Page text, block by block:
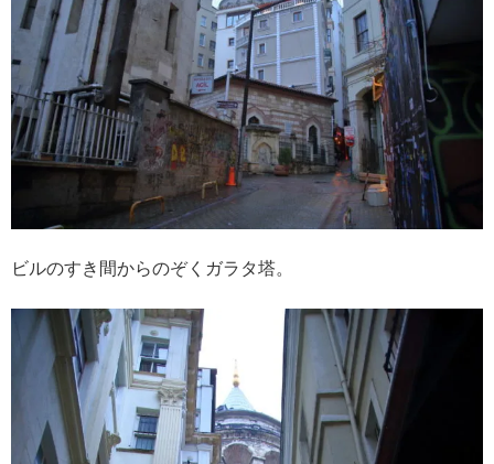
ビルのすき間からのぞくガラタ塔。